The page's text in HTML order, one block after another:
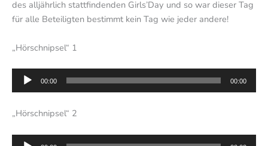
des alljährlich stattfindenden Girls’Day und so war dieser Tag
für alle Beteiligten bestimmt kein Tag wie jeder andere!
„Hörschnipsel“ 1
Audio-
Player
00:00 00:00
„Hörschnipsel“ 2
Audio-